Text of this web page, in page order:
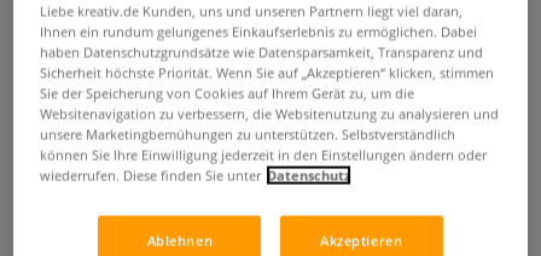
Töpfern wie ein Profi
Das ultimative Handbuch für das Trend-Hobby Töpfern. Die
Liebe kreativ.de Kunden, uns und unseren Partnern liegt viel daran,
Ihnen ein rundum gelungenes Einkaufserlebnis zu ermöglichen. Dabei
haben Datenschutzgrundsätze wie Datensparsamkeit, Transparenz und
Sicherheit höchste Priorität. Wenn Sie auf „Akzeptieren“ klicken, stimmen
Sie der Speicherung von Cookies auf Ihrem Gerät zu, um die
Websitenavigation zu verbessern, die Websitenutzung zu analysieren und
unsere Marketingbemühungen zu unterstützen. Selbstverständlich
können Sie Ihre Einwilligung jederzeit in den Einstellungen ändern oder
wiederrufen. Diese finden Sie unter Datenschutz
Ablehnen Akzeptieren